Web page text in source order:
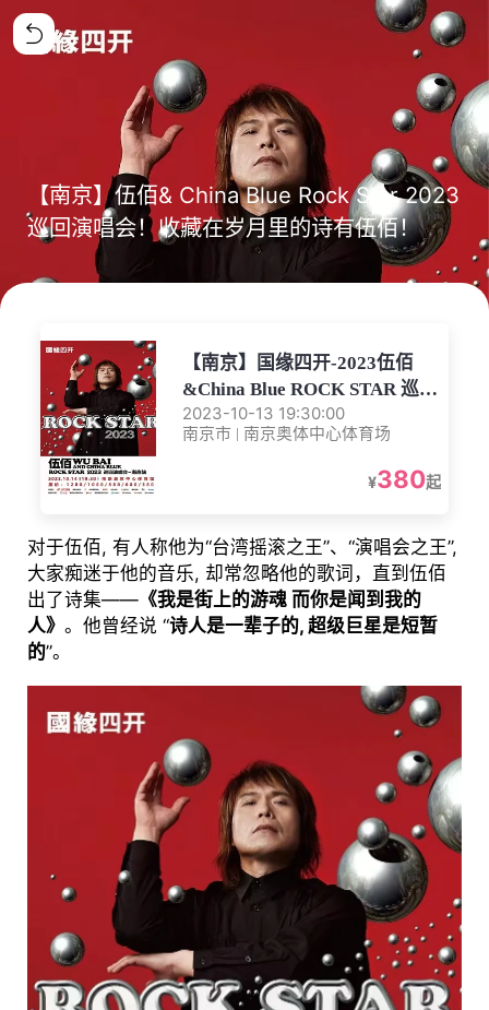
【南京】伍佰& China Blue Rock Star 2023
巡回演唱会！收藏在岁月里的诗有伍佰！
【南京】国缘四开-2023伍佰
&China Blue ROCK STAR 巡回
演唱会-南京站
2023-10-13 19:30:00
南京市 | 南京奥体中心体育场
¥380起
对于伍佰, 有人称他为“台湾摇滚之王”、“演唱会之王”,
大家痴迷于他的音乐, 却常忽略他的歌词，直到伍佰
出了诗集——《我是街上的游魂 而你是闻到我的
人》 。他曾经说 “诗人是一辈子的, 超级巨星是短暂
的”。